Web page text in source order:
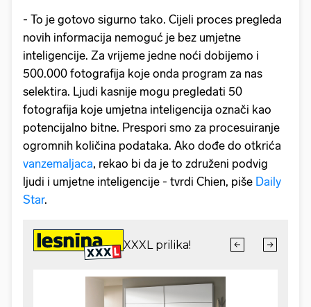
- To je gotovo sigurno tako. Cijeli proces pregleda
novih informacija nemoguć je bez umjetne
inteligencije. Za vrijeme jedne noći dobijemo i
500.000 fotografija koje onda program za nas
selektira. Ljudi kasnije mogu pregledati 50
fotografija koje umjetna inteligencija označi kao
potencijalno bitne. Prespori smo za procesuiranje
ogromnih količina podataka. Ako dođe do otkrića
vanzemaljaca, rekao bi da je to združeni podvig
ljudi i umjetne inteligencije - tvrdi Chien, piše Daily
Star.